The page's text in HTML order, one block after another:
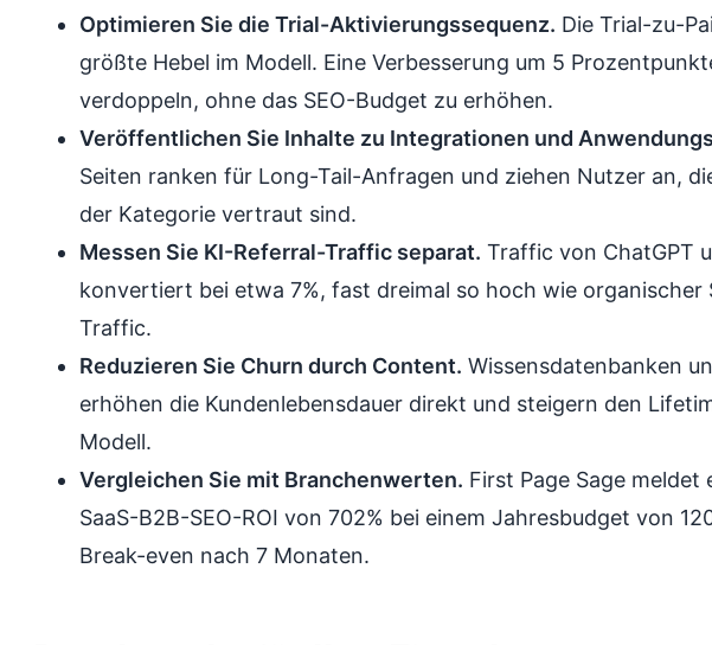
Optimieren Sie die Trial-Aktivierungssequenz. Die Trial-zu-
größte Hebel im Modell. Eine Verbesserung um 5
verdoppeln, ohne das SEO-Budget zu erhöhen.
Veröffentlichen Sie Inhalte zu Integrationen und
Seiten ranken für Long-Tail-Anfragen und ziehen Nutzer an,
der Kategorie vertraut sind.
Messen Sie KI-Referral-Traffic separat. Traffic von ChatGPT
konvertiert bei etwa 7%, fast dreimal so hoch wie organischer
Traffic.
Reduzieren Sie Churn durch Content. Wissensdatenbanken
erhöhen die Kundenlebensdauer direkt und steigern den
Modell.
Vergleichen Sie mit Branchenwerten. First Page Sage meldet
SaaS-B2B-SEO-ROI von 702% bei einem Jahresbudget von
Break-even nach 7 Monaten.